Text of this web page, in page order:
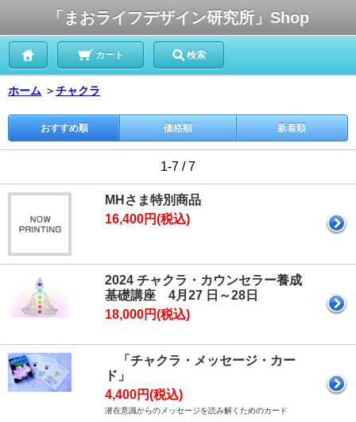
「まおライフデザイン研究所」Shop
カート 検索
ホーム ＞チャクラ
おすすめ順 価格順 新着順
1-7 / 7
MHさま特別商品
16,400円(税込)
2024 チャクラ・カウンセラー養成
基礎講座 4月27 日～28日
18,000円(税込)
「チャクラ・メッセージ・カー
ド」
4,400円(税込)
潜在意識からのメッセージを読み解くためのカード